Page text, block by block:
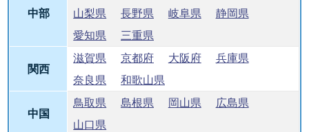
中部
山梨県
長野県 岐阜県
静岡県
愛知県
三重県
関西
滋賀県 京都府 大阪府
兵庫県
奈良県
和歌山県
中国
鳥取県 島根県 岡山県
広島県
山口県